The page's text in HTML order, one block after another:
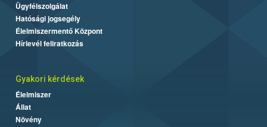
Ügyfélszolgálat
Hatósági jogsegély
Élelmiszermentő Központ
Hírlevél feliratkozás
Gyakori kérdések
Élelmiszer
Állat
Növény